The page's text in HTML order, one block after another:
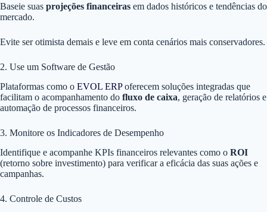
Baseie suas projeções financeiras em dados históricos e tendências do
mercado.
Evite ser otimista demais e leve em conta cenários mais conservadores.
2. Use um Software de Gestão
Plataformas como o EVOL ERPoferecem soluções integradas que
facilitam o acompanhamento do fluxo de caixa, geração de relatórios e
automação de processos financeiros.
3. Monitore os Indicadores de Desempenho
Identifique e acompanhe KPIs financeiros relevantes como o ROI
(retorno sobre investimento) para verificar a eficácia das suas ações e
campanhas.
4. Controle de Custos